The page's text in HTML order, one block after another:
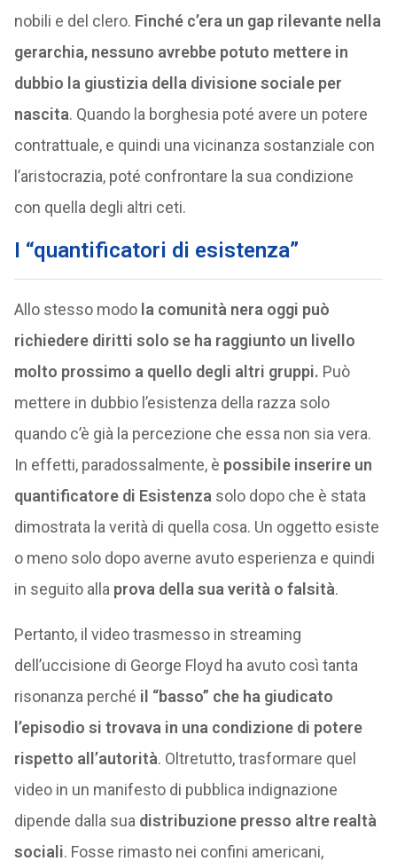
nobili e del clero. Finché c’era un gap rilevante nella
gerarchia, nessuno avrebbe potuto mettere in
dubbio la giustizia della divisione sociale per
nascita. Quando la borghesia poté avere un potere
contrattuale, e quindi una vicinanza sostanziale con
l’aristocrazia, poté confrontare la sua condizione
con quella degli altri ceti.
I “quantificatori di esistenza”
Allo stesso modo la comunità nera oggi può
richiedere diritti solo se ha raggiunto un livello
molto prossimo a quello degli altri gruppi. Può
mettere in dubbio l’esistenza della razza solo
quando c’è già la percezione che essa non sia vera.
In effetti, paradossalmente, è possibile inserire un
quantificatore di Esistenza solo dopo che è stata
dimostrata la verità di quella cosa. Un oggetto esiste
o meno solo dopo averne avuto esperienza e quindi
in seguito alla prova della sua verità o falsità.
Pertanto, il video trasmesso in streaming
dell’uccisione di George Floyd ha avuto così tanta
risonanza perché il “basso” che ha giudicato
l’episodio si trovava in una condizione di potere
rispetto all’autorità. Oltretutto, trasformare quel
video in un manifesto di pubblica indignazione
dipende dalla sua distribuzione presso altre realtà
sociali. Fosse rimasto nei confini americani,